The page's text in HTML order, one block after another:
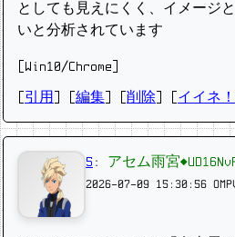
としても見えにくく、イメージ
いと分析されています
[Win10/Chrome]
引用 編集 削除 イイネ
5 : アセム雨宮
2026-07-09 15:30:56